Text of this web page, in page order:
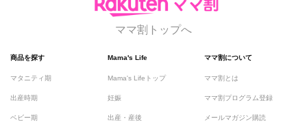
ママ割トップへ
商品を探す
マタニティ期
出産時期
ベビー期
Mama's Life
Mama's Lifeトップ
妊娠
出産・産後
ママ割について
ママ割とは
ママ割プログラム登録
メールマガジン購読